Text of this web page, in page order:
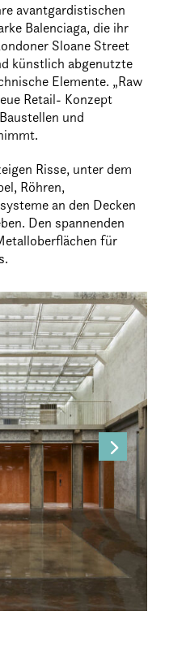
avantgardistischen
Balenciaga, die ihr
Sloane Street
künstlich abgenutzte
Elemente. „Raw
Retail- Konzept
und
Risse, unter dem
Röhren,
an den Decken
Den spannenden
für